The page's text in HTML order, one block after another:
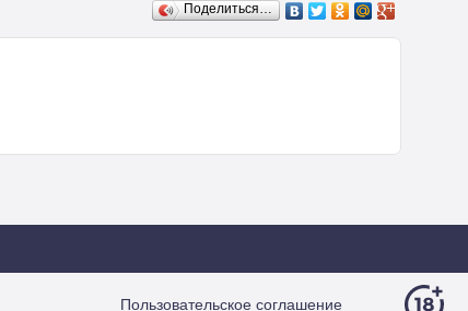
Поделиться…
Пользовательское соглашение